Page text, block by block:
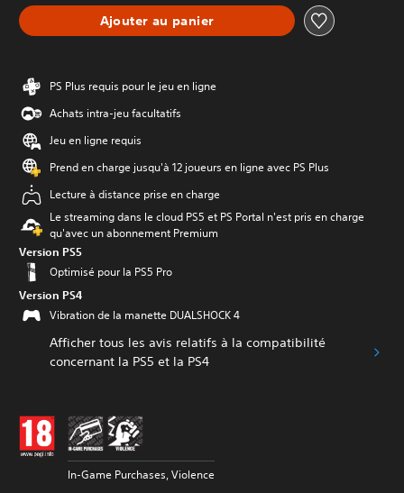
Ajouter au panier
PS Plus requis pour le jeu en ligne
Achats intra-jeu facultatifs
Jeu en ligne requis
Prend en charge jusqu'à 12 joueurs en ligne avec PS Plus
Lecture à distance prise en charge
Le streaming dans le cloud PS5 et PS Portal n'est pris en charge
qu'avec un abonnement Premium
Version PS5
Optimisé pour la PS5 Pro
Version PS4
Vibration de la manette DUALSHOCK 4
Afficher tous les avis relatifs à la compatibilité
concernant la PS5 et la PS4
In-Game Purchases, Violence